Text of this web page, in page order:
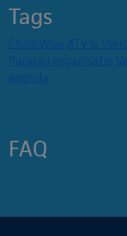
Tags
ChainWise ATV &
Paraplu organisatie
agenda
FAQ